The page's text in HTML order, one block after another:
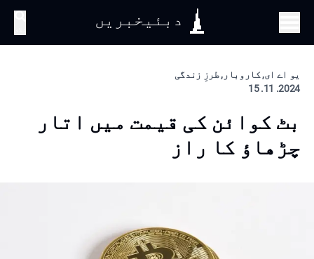
دبئیخبریں
یو اے ای, کاروبار, طرزِ زندگی
2024. 11. 15
بٹ کوائن کی قیمت میں اتار
چڑھاؤ کا راز